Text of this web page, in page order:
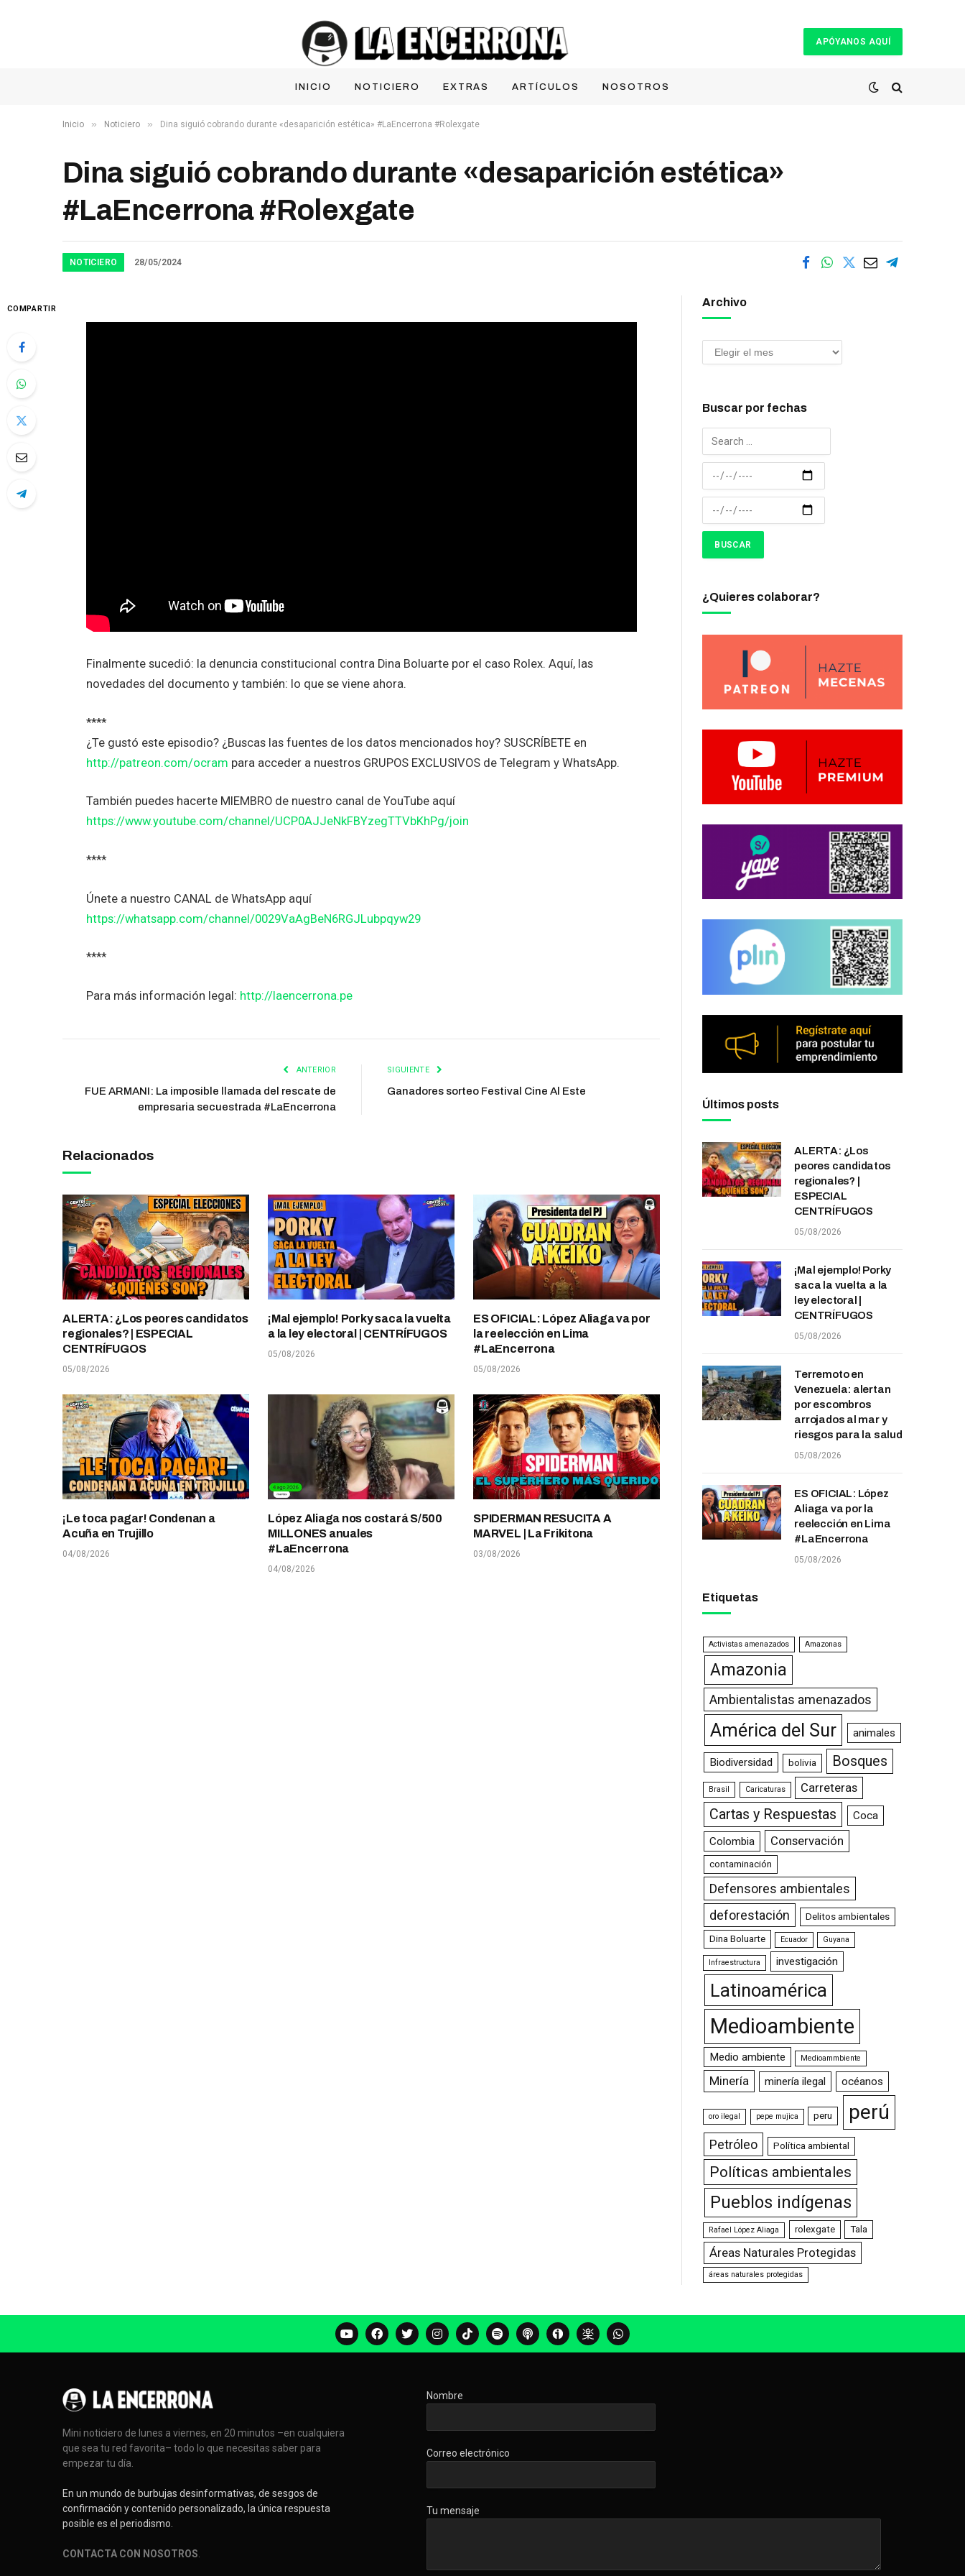
APÓYANOS AQUÍ
INICIO NOTICIERO EXTRAS ARTÍCULOS NOSOTROS
Inicio » Noticiero » Dina siguió cobrando durante «desaparición estética» #LaEncerrona #Rolexgate
Dina siguió cobrando durante «desaparición estética»
#LaEncerrona #Rolexgate
NOTICIERO 28/05/2024
COMPARTIR
Finalmente sucedió: la denuncia constitucional contra Dina Boluarte por el caso Rolex. Aquí, las
novedades del documento y también: lo que se viene ahora.
****
¿Te gustó este episodio? ¿Buscas las fuentes de los datos mencionados hoy? SUSCRÍBETE en
http://patreon.com/ocram para acceder a nuestros GRUPOS EXCLUSIVOS de Telegram y WhatsApp.
También puedes hacerte MIEMBRO de nuestro canal de YouTube aquí
https://www.youtube.com/channel/UCP0AJJeNkFBYzegTTVbKhPg/join
****
Únete a nuestro CANAL de WhatsApp aquí
https://whatsapp.com/channel/0029VaAgBeN6RGJLubpqyw29
****
Para más información legal: http://laencerrona.pe
ANTERIOR
FUE ARMANI: La imposible llamada del rescate de
empresaria secuestrada #LaEncerrona
SIGUIENTE
Ganadores sorteo Festival Cine Al Este
Relacionados
ALERTA: ¿Los peores candidatos
regionales? | ESPECIAL
CENTRÍFUGOS
05/08/2026
¡Mal ejemplo! Porky saca la vuelta
a la ley electoral | CENTRÍFUGOS
05/08/2026
ES OFICIAL: López Aliaga va por
la reelección en Lima
#LaEncerrona
05/08/2026
¡Le toca pagar! Condenan a
Acuña en Trujillo
04/08/2026
López Aliaga nos costará S/500
MILLONES anuales
#LaEncerrona
04/08/2026
SPIDERMAN RESUCITA A
MARVEL | La Frikitona
03/08/2026
Archivo
Buscar por fechas
¿Quieres colaborar?
Últimos posts
ALERTA: ¿Los
peores candidatos
regionales? |
ESPECIAL
CENTRÍFUGOS
05/08/2026
¡Mal ejemplo! Porky
saca la vuelta a la
ley electoral |
CENTRÍFUGOS
05/08/2026
Terremoto en
Venezuela: alertan
por escombros
arrojados al mar y
riesgos para la salud
05/08/2026
ES OFICIAL: López
Aliaga va por la
reelección en Lima
#LaEncerrona
05/08/2026
Etiquetas
Activistas amenazados Amazonas
Amazonia
Ambientalistas amenazados
América del Sur animales
Biodiversidad bolivia Bosques
Brasil Caricaturas Carreteras
Cartas y Respuestas
Coca
Colombia
Conservación
contaminación
Defensores ambientales
deforestación
Delitos ambientales
Dina Boluarte Ecuador Guyana
Infraestructura investigación
Latinoamérica
Medioambiente
Medio ambiente Medioammbiente
Minería minería ilegal océanos
oro ilegal pepe mujica peru perú
Petróleo Política ambiental
Políticas ambientales
Pueblos indígenas
Rafael López Aliaga rolexgate Tala
Áreas Naturales Protegidas
áreas naturales protegidas
Mini noticiero de lunes a viernes, en 20 minutos –en cualquiera
que sea tu red favorita– todo lo que necesitas saber para
empezar tu día.
En un mundo de burbujas desinformativas, de sesgos de
confirmación y contenido personalizado, la única respuesta
posible es el periodismo.
CONTACTA CON NOSOTROS
Nombre
Correo electrónico
Tu mensaje